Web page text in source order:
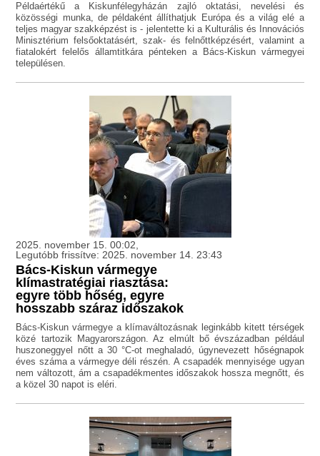
Példaértékű a Kiskunfélegyházán zajló oktatási, nevelési és
közösségi munka, de példaként állíthatjuk Európa és a világ elé a
teljes magyar szakképzést is - jelentette ki a Kulturális és Innovációs
Minisztérium felsőoktatásért, szak- és felnőttképzésért, valamint a
fiatalokért felelős államtitkára pénteken a Bács-Kiskun vármegyei
településen.
2025. november 15. 00:02,
Legutóbb frissítve: 2025. november 14. 23:43
Bács-Kiskun vármegye
klímastratégiai riasztása:
egyre több hőség, egyre
hosszabb száraz időszakok
Bács-Kiskun vármegye a klímaváltozásnak leginkább kitett térségek
közé tartozik Magyarországon. Az elmúlt bő évszázadban például
huszoneggyel nőtt a 30 °C-ot meghaladó, úgynevezett hőségnapok
éves száma a vármegye déli részén. A csapadék mennyisége ugyan
nem változott, ám a csapadékmentes időszakok hossza megnőtt, és
a közel 30 napot is eléri.